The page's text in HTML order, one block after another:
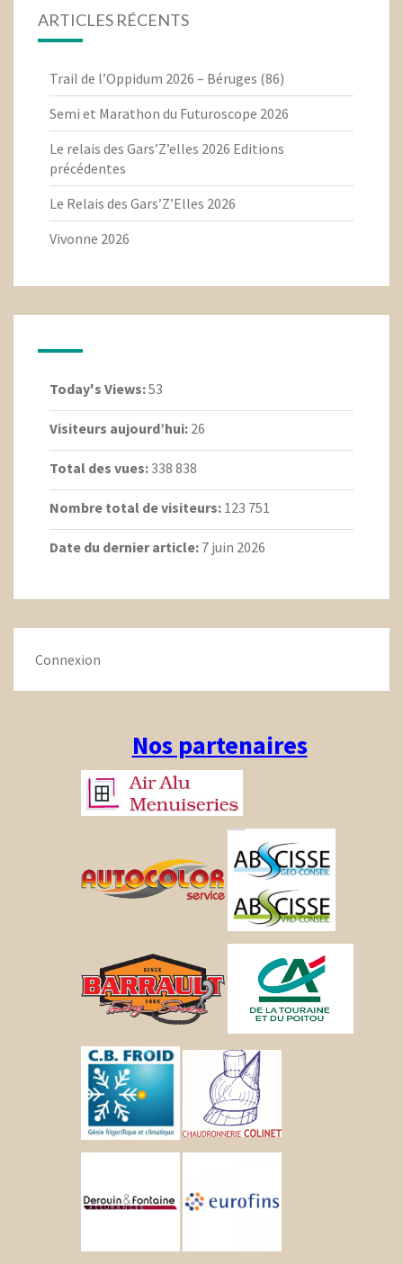
ARTICLES RÉCENTS
Trail de l’Oppidum 2026 – Béruges (86)
Semi et Marathon du Futuroscope 2026
Le relais des Gars’Z’elles 2026 Editions
précédentes
Le Relais des Gars’Z’Elles 2026
Vivonne 2026
Today's Views:53
Visiteurs aujourd’hui: 26
Total des vues: 338 838
Nombre total de visiteurs: 123 751
Date du dernier article: 7 juin 2026
Connexion
Nos partenaires